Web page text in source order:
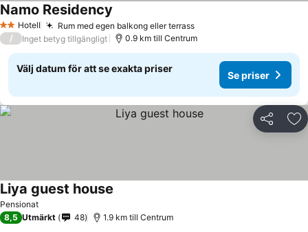
2 Stjärnor
Hotell Rum med egen balkong eller terrassSe priser
Namo Residency
/ Inget betyg tillgängligt 0.9 km till Centrum
Välj datum för att se exakta priser
Se priser
Dela
Pensionat
Liya guest house
8,5 Utmärkt 48 1.9 km till Centrum